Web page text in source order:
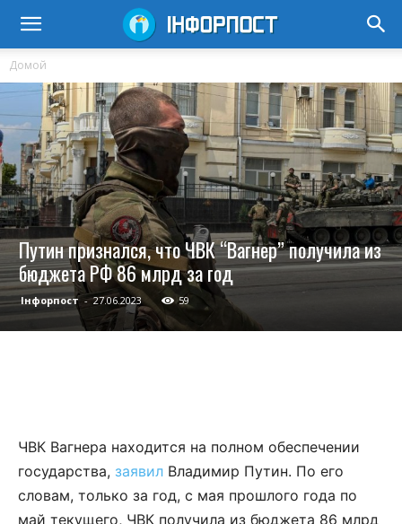
Домой
Путин признался, что ЧВК “Вагнер” получила из
бюджета РФ 86 млрд за год
Інфорпост - 27.06.2023 59
ЧВК Вагнера находится на полном обеспечении
государства, заявил Владимир Путин. По его
словам, только за год, с мая прошлого года по
май текущего, ЧВК получила из бюджета 86 млрд